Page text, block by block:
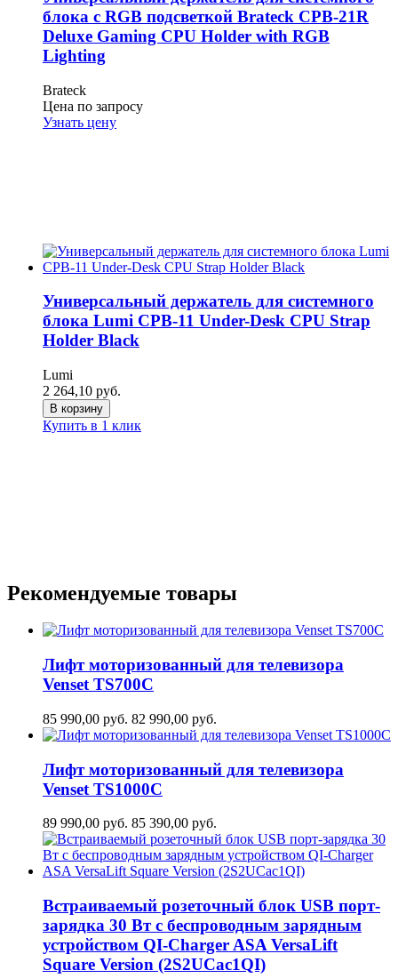
блока с RGB подсветкой Brateck CPB-21R
Deluxe Gaming CPU Holder with RGB
Lighting
Brateck
Цена по запросу
Узнать цену
Универсальный держатель для системного
блока Lumi CPB-11 Under-Desk CPU Strap
Holder Black
Lumi
2 264,10 руб.
В корзину
Купить в 1 клик
Рекомендуемые товары
Лифт моторизованный для телевизора
Venset TS700С
85 990,00 руб. 82 990,00 руб.
Лифт моторизованный для телевизора
Venset TS1000C
89 990,00 руб. 85 390,00 руб.
Встраиваемый розеточный блок USB порт-
зарядка 30 Вт c беспроводным зарядным
устройством QI-Charger ASA VersaLift
Square Version (2S2UCaс1QI)